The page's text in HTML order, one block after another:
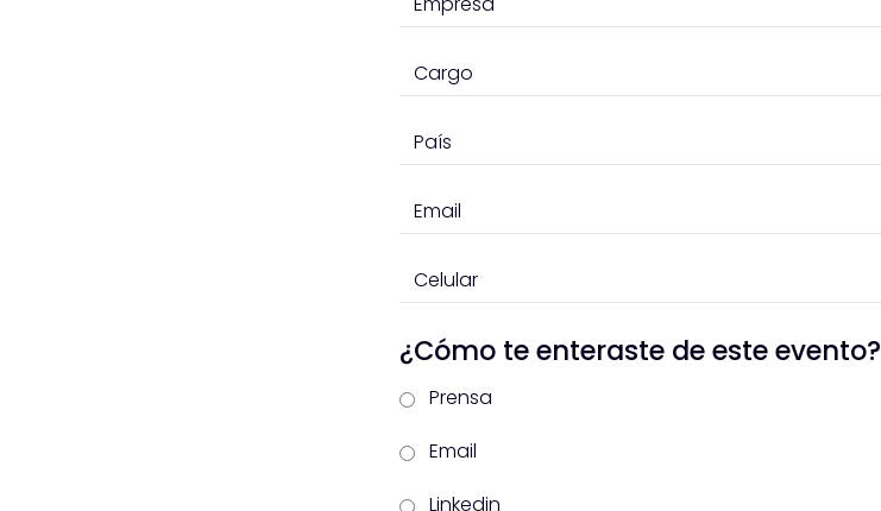
¿Cómo te enteraste de este evento?
Prensa
Email
Linkedin